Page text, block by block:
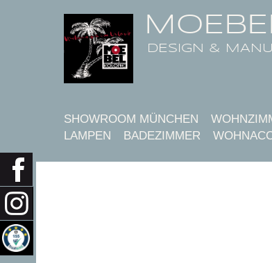
DESIGN &
SHOWROOM MÜNCHEN
LAMPEN
BADEZIMMER